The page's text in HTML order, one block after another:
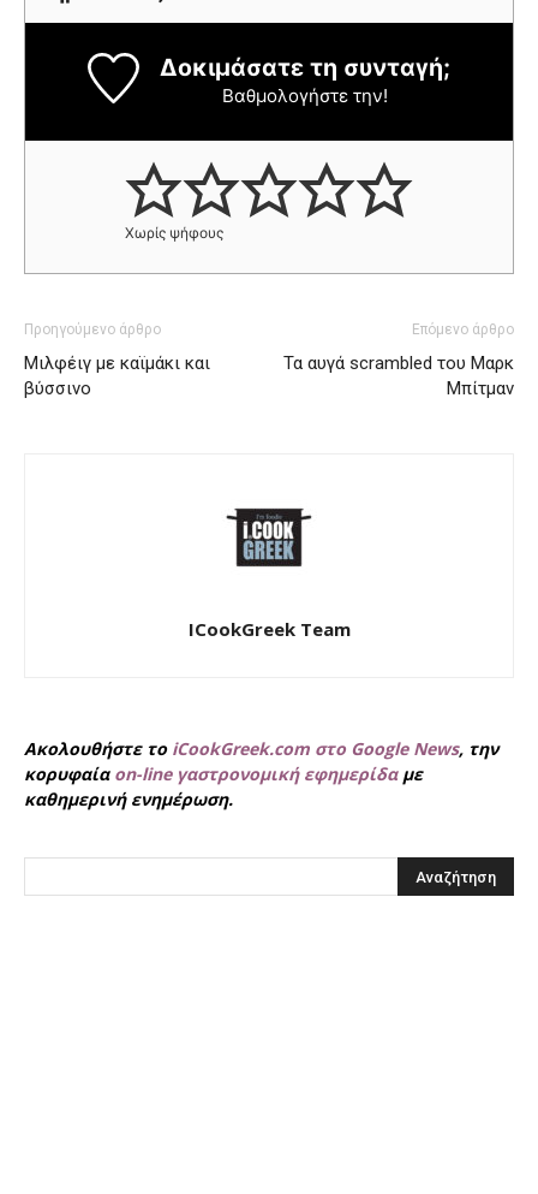
Δοκιμάσατε τη συνταγή;
Βαθμολογήστε την!
Χωρίς ψήφους
Προηγούμενο άρθρο
Μιλφέιγ με καϊμάκι και
βύσσινο
Επόμενο άρθρο
Τα αυγά scrambled του Μαρκ
Μπίτμαν
ICookGreek Team
Ακολουθήστε το iCookGreek.com στο Google News, την
κορυφαία on-line γαστρονομική εφημερίδαμε
καθημερινή ενημέρωση.